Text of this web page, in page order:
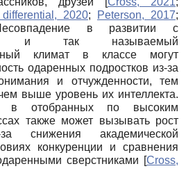
2020; Peterson, 2017;
в развитии с
и так называемый
климат в классе могут
одаренных подростков из-за
и отчужденности, тем
выше уровень их интеллекта.
отобранных по высоким
также может вызывать рост
снижения академической
конкуренции и сравнения
сверстниками [Cross,